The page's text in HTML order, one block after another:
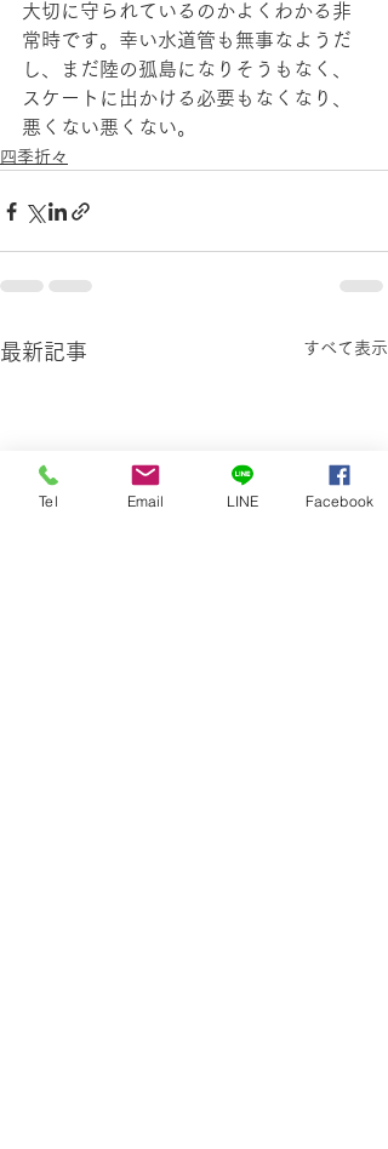
大切に守られているのかよくわかる非
常時です。幸い水道管も無事なようだ
し、まだ陸の孤島になりそうもなく、
スケートに出かける必要もなくなり、
悪くない悪くない。
四季折々
最新記事 すべて表示
Tel Email LINE Facebook